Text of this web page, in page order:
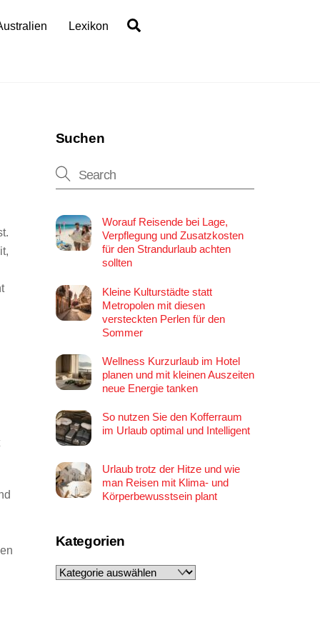
Lexikon
Suchen
Worauf Reisende bei Lage,
Verpflegung und Zusatzkosten
für den Strandurlaub achten
sollten
Kleine Kulturstädte statt
Metropolen mit diesen
versteckten Perlen für den
Sommer
Wellness Kurzurlaub im Hotel
planen und mit kleinen Auszeiten
neue Energie tanken
So nutzen Sie den Kofferraum
im Urlaub optimal und Intelligent
Urlaub trotz der Hitze und wie
man Reisen mit Klima- und
Körperbewusstsein plant
Kategorien
Kategorien